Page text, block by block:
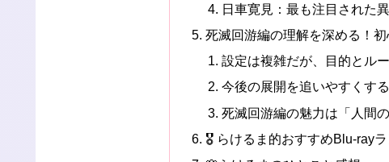
日車寛見：最も注目された
死滅回游編の理解を深める！
設定は複雑だが、目的とル
今後の展開を追いやすくす
死滅回游編の魅力は「人間
🎖️ らけるま的おすすめBlu-ray